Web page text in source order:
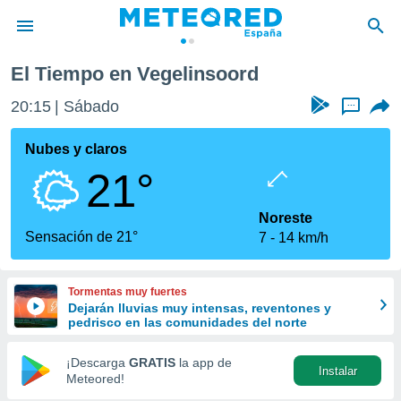
de
por
que se
calidad.
a este
las
y
forma
digital
basada
El Tiempo en Vegelinsoord
20:15 Sábado ...
Nubes y claros
21°
Sensación de 21°
Noreste
7
14 km/h
Tormentas muy fuertes
Dejarán lluvias muy intensas, reventones y
pedrisco en las comunidades del norte
¡Descarga GRATIS la app de
Meteored!
Instalar